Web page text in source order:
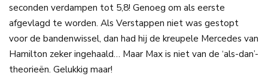
seconden verdampen tot 5,8! Genoeg om als eerste
afgevlagd te worden. Als Verstappen niet was gestopt
voor de bandenwissel, dan had hij de kreupele Mercedes van
Hamilton zeker ingehaald… Maar Max is niet van de ‘als-dan’-
theorieën. Gelukkig maar!